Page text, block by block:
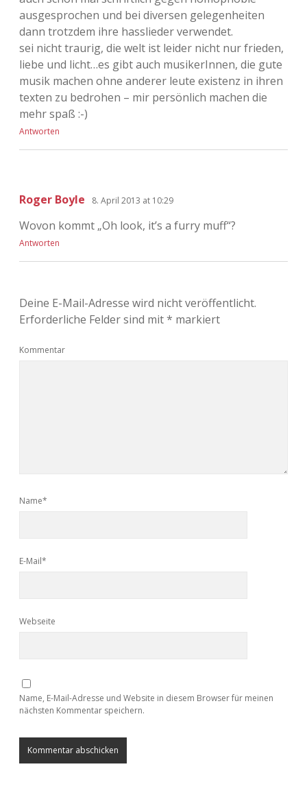
ausgesprochen und bei diversen gelegenheiten
dann trotzdem ihre hasslieder verwendet.
sei nicht traurig, die welt ist leider nicht nur frieden,
liebe und licht…es gibt auch musikerInnen, die gute
musik machen ohne anderer leute existenz in ihren
texten zu bedrohen – mir persönlich machen die
mehr spaß :-)
Antworten
Roger Boyle 8. April 2013 at 10:29
Wovon kommt „Oh look, it’s a furry muff“?
Antworten
Deine E-Mail-Adresse wird nicht veröffentlicht.
Erforderliche Felder sind mit* markiert
Kommentar
Name*
E-Mail*
Webseite
Name, E-Mail-Adresse und Website in diesem Browser für meinen
nächsten Kommentar speichern.